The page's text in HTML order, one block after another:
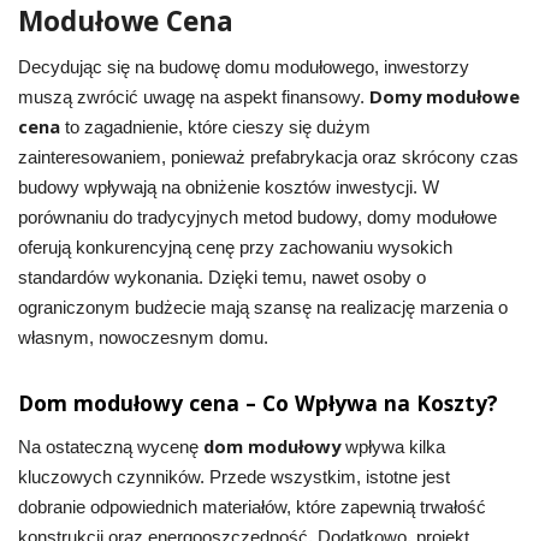
Modułowe Cena
Decydując się na budowę domu modułowego, inwestorzy
muszą zwrócić uwagę na aspekt finansowy. Domy modułowe
cenato zagadnienie, które cieszy się dużym
zainteresowaniem, ponieważ prefabrykacja oraz skrócony czas
budowy wpływają na obniżenie kosztów inwestycji. W
porównaniu do tradycyjnych metod budowy, domy modułowe
oferują konkurencyjną cenę przy zachowaniu wysokich
standardów wykonania. Dzięki temu, nawet osoby o
ograniczonym budżecie mają szansę na realizację marzenia o
własnym, nowoczesnym domu.
Dom modułowy cena – Co Wpływa na Koszty?
Na ostateczną wycenę dom modułowywpływa kilka
kluczowych czynników. Przede wszystkim, istotne jest
dobranie odpowiednich materiałów, które zapewnią trwałość